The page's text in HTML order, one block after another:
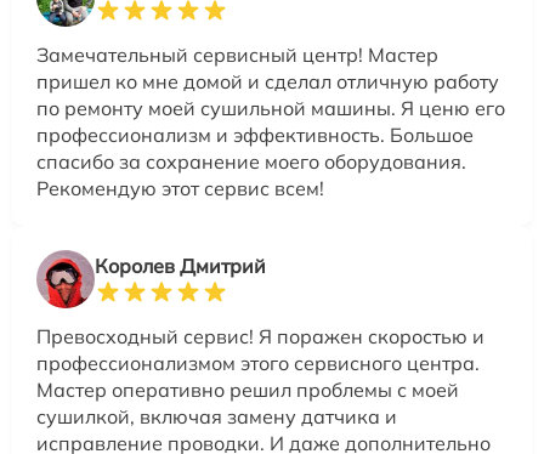
Замечательный сервисный центр! Мастер
пришел ко мне домой и сделал отличную работу
по ремонту моей сушильной машины. Я ценю его
профессионализм и эффективность. Большое
спасибо за сохранение моего оборудования.
Рекомендую этот сервис всем!
Королев Дмитрий
Превосходный сервис! Я поражен скоростью и
профессионализмом этого сервисного центра.
Мастер оперативно решил проблемы с моей
сушилкой, включая замену датчика и
исправление проводки. И даже дополнительно